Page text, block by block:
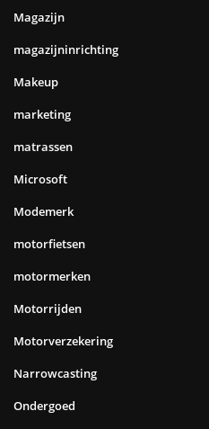
Magazijn
magazijninrichting
Makeup
marketing
matrassen
Microsoft
Modemerk
motorfietsen
motormerken
Motorrijden
Motorverzekering
Narrowcasting
Ondergoed